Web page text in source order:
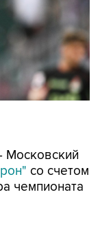
Московский
со счетом
чемпионата